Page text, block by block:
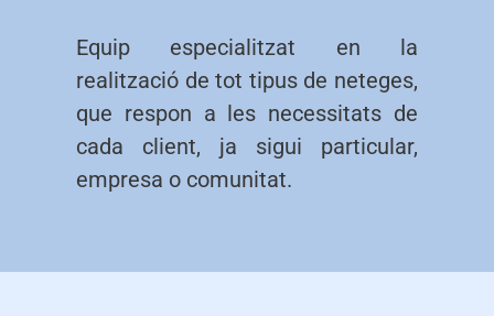
Equip especialitzat en la
realització de tot tipus de neteges,
que respon a les necessitats de
cada client, ja sigui particular,
empresa o comunitat.